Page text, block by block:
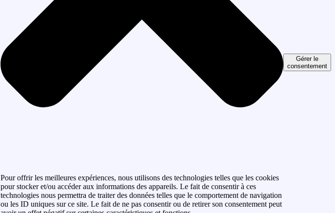
Pour offrir les meilleures expériences, nous utilisons des technologies telles que les cookies
pour stocker et/ou accéder aux informations des appareils. Le fait de consentir à ces
technologies nous permettra de traiter des données telles que le comportement de navigation
ou les ID uniques sur ce site. Le fait de ne pas consentir ou de retirer son consentement peut
Gérer le
consentement